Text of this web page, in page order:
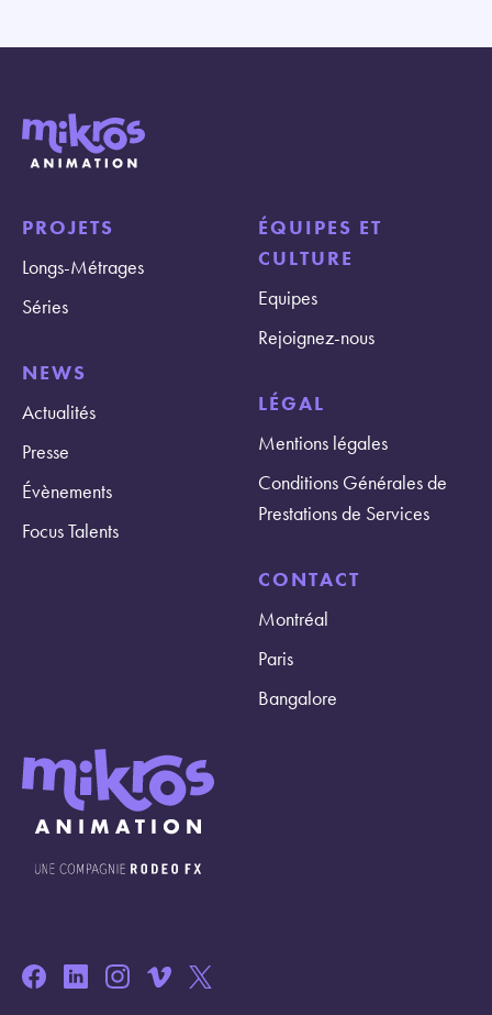
PROJETS
Longs-Métrages
Séries
NEWS
Actualités
Presse
Évènements
Focus Talents
ÉQUIPES ET
CULTURE
Equipes
Rejoignez-nous
LÉGAL
Mentions légales
Conditions Générales de
Prestations de Services
CONTACT
Montréal
Paris
Bangalore